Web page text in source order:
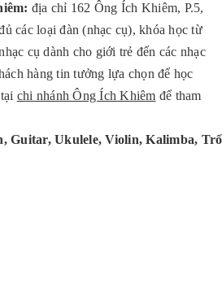
địa chỉ 162 Ông Ích Khiêm, P.5,
các loại đàn (nhạc cụ), khóa học từ
cụ dành cho giới trẻ đến các nhạc
hàng tin tưởng lựa chọn để học
chi nhánh Ông Ích Khiêm để tham
, Guitar, Ukulele,Violin,Kalimba,